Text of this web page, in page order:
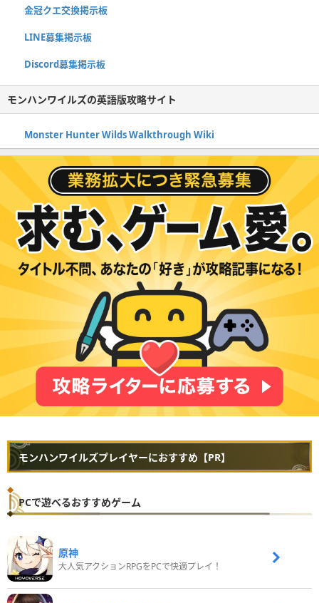
金冠クエ交換掲示板
LINE募集掲示板
Discord募集掲示板
モンハンワイルズの英語版攻略サイト
Monster Hunter Wilds Walkthrough Wiki
モンハンワイルズプレイヤーにおすすめ【PR】
PCで遊べるおすすめゲーム
原神
大人気アクションRPGをPCで快適プレイ！